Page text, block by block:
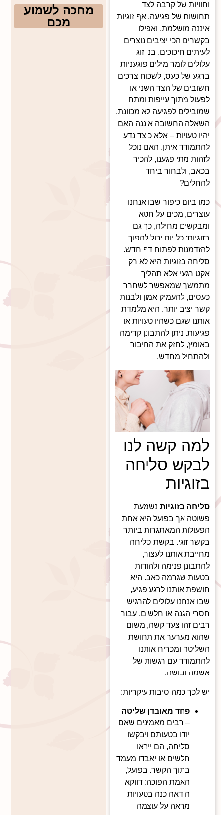
וחוויות של קרבה לצד
תחושות של פגיעה. אף זוגיות
איננה מושלמת, ואפילו
בקשרים הכי יציבים נוצרים
לעיתים חיכוכים. בני זוג
עלולים לומר מילים פוגעניות
ברגע של כעס, לשכוח צרכים
חשובים של הצד השני או
לפעול מתוך עייפות ומתח
שמובילים לפגיעה לא מכוונת.
השאלה החשובה איננה האם
יהיו טעויות – אלא כיצד נדע
להתמודד איתן. האם נוכל
לזהות מתי פגענו, להכיר
בכאב, ולבחור ביחד
להחלים?
כמו ביום כיפור שבו אנחנו
עוצרים, מכים על חטא
ומבקשים מחילה, כך גם
בזוגיות: כל יום יכול להפוך
להזדמנות לפתוח דף חדש.
סליחה בזוגיות היא לא רק
אקט רגעי אלא תהליך
מתמשך שמאפשר לשחרר
כעסים, להעמיק אמון ולבנות
קשר יציב יותר. היא מלמדת
אותנו שגם כשהיו טעויות או
פגיעות, ניתן להתבונן קדימה
באומץ, לחזק את החיבור
ולהתחיל מחדש.
למה קשה לנו
לבקש סליחה
בזוגיות
סליחה בזוגיות נשמעת
פשוטה אך בפועל היא אחת
הפעולות המאתגרות ביותר
בקשר זוגי. בקשת סליחה
מחייבת אותנו לעצור,
להתבונן פנימה ולהודות
בטעות שגרמה כאב. היא
חושפת אותנו לרגע פגיע,
שבו אנחנו עלולים להרגיש
חסרי הגנה או חלשים. עבור
רבים זהו צעד קשה, משום
שהוא מערער את תחושת
השליטה ומכריח אותנו
להתמודד עם רגשות של
אשמה ובושה.
יש לכך כמה סיבות עיקריות:
פחד מאובדן שליטה
– רבים מאמינים שאם
יודו בטעותם ויבקשו
סליחה, הם ייראו
חלשים או יאבדו מעמד
בתוך הקשר. בפועל,
האמת הפוכה: דווקא
הודאה כנה בטעויות
מראה על עוצמה
מחכה לשמוע
מכם